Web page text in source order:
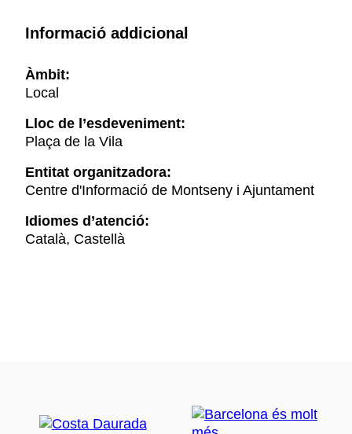
Informació addicional
Àmbit:
Local
Lloc de l’esdeveniment:
Plaça de la Vila
Entitat organitzadora:
Centre d'Informació de Montseny i Ajuntament
Idiomes d’atenció:
Català, Castellà